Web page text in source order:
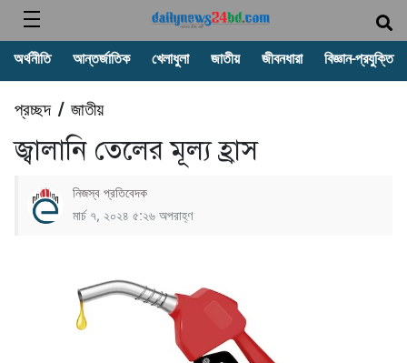
অর্থনীতি আন্তর্জাতিক খেলাধুলা জাতীয় জীবনধারা বিজ্ঞান-প্রযুক্তি
প্রচ্ছদ/ জাতীয়
জ্বালানি তেলের মূল্য হ্রাস
নিজস্ব প্রতিবেদক
মার্চ ৭, ২০২৪ ৫:২৬ অপরাহ্ণ